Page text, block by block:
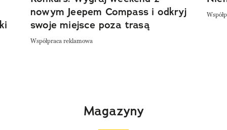
nowym Jeepem Compass i odkryj
swoje miejsce poza trasą
Współpraca reklamowa
Magazyny